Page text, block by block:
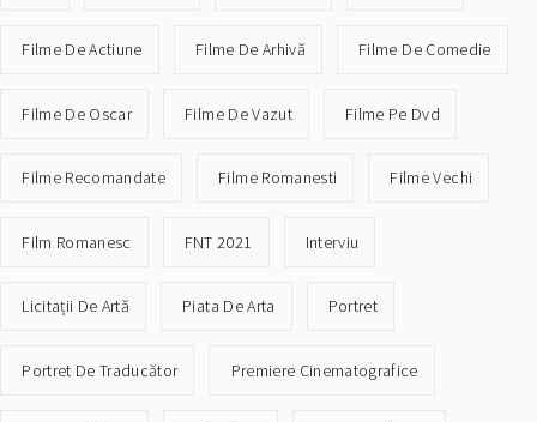
Filme De Actiune Filme De Arhivă Filme De Comedie
Filme De Oscar Filme De Vazut Filme Pe Dvd
Filme Recomandate Filme Romanesti Filme Vechi
Film Romanesc FNT 2021 Interviu
Licitații De Artă Piata De Arta Portret
Portret De Traducător Premiere Cinematografice